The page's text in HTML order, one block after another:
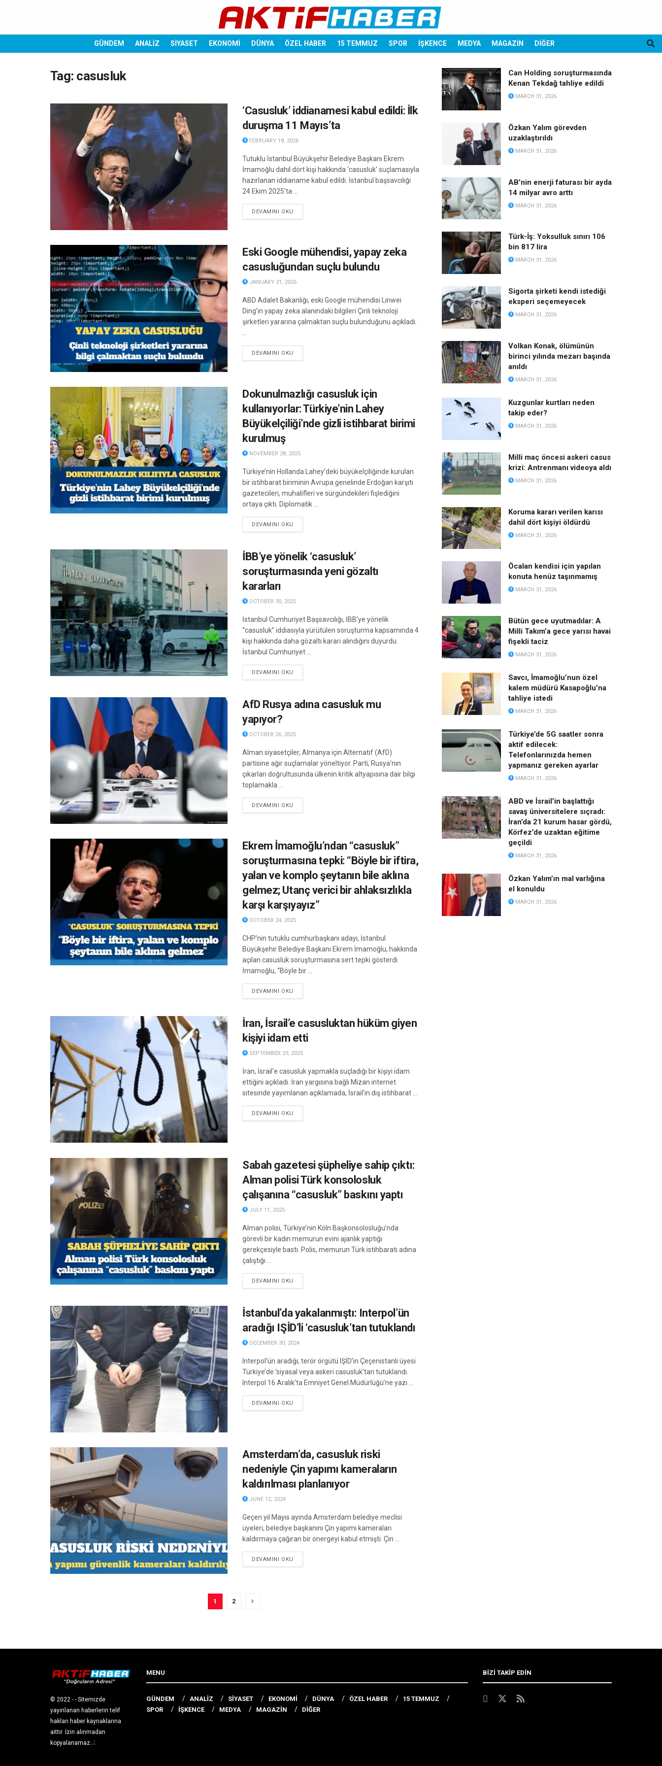
GÜNDEM ANALİZ SİYASET EKONOMİ DÜNYA ÖZEL HABER 15 TEMMUZ SPOR İŞKENCE MEDYA MAGAZİN DİĞER
Tag: casusluk
‘Casusluk’ iddianamesi kabul edildi: İlk
duruşma 11 Mayıs’ta
FEBRUARY 18, 2026
Tutuklu İstanbul Büyükşehir Belediye Başkanı Ekrem
İmamoğlu dahil dört kişi hakkında ‘casusluk’ suçlamasıyla
hazırlanan iddianame kabul edildi. İstanbul başsavcılığı
24 Ekim 2025’ta ...
DEVAMINI OKU
Eski Google mühendisi, yapay zeka
casusluğundan suçlu bulundu
JANUARY 31, 2026
ABD Adalet Bakanlığı, eski Google mühendisi Linwei
Ding’in yapay zeka alanındaki bilgileri Çinli teknoloji
şirketleri yararına çalmaktan suçlu bulunduğunu açıkladı.
...
DEVAMINI OKU
Dokunulmazlığı casusluk için
kullanıyorlar: Türkiye’nin Lahey
Büyükelçiliği’nde gizli istihbarat birimi
kurulmuş
NOVEMBER 28, 2025
Türkiye’nin Hollanda Lahey’deki büyükelçiliğinde kurulan
bir istihbarat biriminin Avrupa genelinde Erdoğan karşıtı
gazetecileri, muhalifleri ve sürgündekileri fişlediğini
ortaya çıktı. Diplomatik ...
DEVAMINI OKU
İBB’ye yönelik ‘casusluk’
soruşturmasında yeni gözaltı
kararları
OCTOBER 30, 2025
İstanbul Cumhuriyet Başsavcılığı, İBB’ye yönelik
“casusluk” iddiasıyla yürütülen soruşturma kapsamında 4
kişi hakkında daha gözaltı kararı alındığını duyurdu.
İstanbul Cumhuriyet ...
DEVAMINI OKU
AfD Rusya adına casusluk mu
yapıyor?
OCTOBER 26, 2025
Alman siyasetçiler, Almanya için Alternatif (AfD)
partisine ağır suçlamalar yöneltiyor. Parti, Rusya'nın
çıkarları doğrultusunda ülkenin kritik altyapısına dair bilgi
toplamakla ...
DEVAMINI OKU
Ekrem İmamoğlu’ndan “casusluk”
soruşturmasına tepki: “Böyle bir iftira,
yalan ve komplo şeytanın bile aklına
gelmez; Utanç verici bir ahlaksızlıkla
karşı karşıyayız”
OCTOBER 24, 2025
CHP’nin tutuklu cumhurbaşkanı adayı, İstanbul
Büyükşehir Belediye Başkanı Ekrem İmamoğlu, hakkında
açılan casusluk soruşturmasına sert tepki gösterdi.
İmamoğlu, “Böyle bir ...
DEVAMINI OKU
İran, İsrail’e casusluktan hüküm giyen
kişiyi idam etti
SEPTEMBER 29, 2025
İran, İsrail'e casusluk yapmakla suçladığı bir kişiyi idam
ettiğini açıkladı. İran yargısına bağlı Mizan internet
sitesinde yayımlanan açıklamada, İsrail'in dış istihbarat ...
DEVAMINI OKU
Sabah gazetesi şüpheliye sahip çıktı:
Alman polisi Türk konsolosluk
çalışanına “casusluk” baskını yaptı
JULY 11, 2025
Alman polisi, Türkiye’nin Köln Başkonsolosluğu’nda
görevli bir kadın memurun evini ajanlık yaptığı
gerekçesiyle bastı. Polis, memurun Türk istihbaratı adına
çalıştığı ...
DEVAMINI OKU
İstanbul’da yakalanmıştı: Interpol’ün
aradığı IŞİD’li ‘casusluk’tan tutuklandı
DECEMBER 30, 2024
Interpol’ün aradığı, terör örgütü IŞİD’in Çeçenistanlı üyesi
Türkiye’de ‘siyasal veya askeri casusluk’tan tutuklandı.
Interpol 16 Aralık’ta Emniyet Genel Müdürlüğü’ne yazı ...
DEVAMINI OKU
Amsterdam’da, casusluk riski
nedeniyle Çin yapımı kameraların
kaldırılması planlanıyor
JUNE 12, 2024
Geçen yıl Mayıs ayında Amsterdam belediye meclisi
üyeleri, belediye başkanını Çin yapımı kameraları
kaldırmaya çağıran bir önergeyi kabul etmişti. Çin ...
DEVAMINI OKU
1 2
Can Holding soruşturmasında
Kenan Tekdağ tahliye edildi
MARCH 31, 2026
Özkan Yalım görevden
uzaklaştırıldı
MARCH 31, 2026
AB’nin enerji faturası bir ayda
14 milyar avro arttı
MARCH 31, 2026
Türk-İş: Yoksulluk sınırı 106
bin 817 lira
MARCH 31, 2026
Sigorta şirketi kendi istediği
eksperi seçemeyecek
MARCH 31, 2026
Volkan Konak, ölümünün
birinci yılında mezarı başında
anıldı
MARCH 31, 2026
Kuzgunlar kurtları neden
takip eder?
MARCH 31, 2026
Milli maç öncesi askeri casus
krizi: Antrenmanı videoya aldı
MARCH 31, 2026
Koruma kararı verilen karısı
dahil dört kişiyi öldürdü
MARCH 31, 2026
Öcalan kendisi için yapılan
konuta henüz taşınmamış
MARCH 31, 2026
Bütün gece uyutmadılar: A
Milli Takım’a gece yarısı havai
fişekli taciz
MARCH 31, 2026
Savcı, İmamoğlu’nun özel
kalem müdürü Kasapoğlu’na
tahliye istedi
MARCH 31, 2026
Türkiye’de 5G saatler sonra
aktif edilecek:
Telefonlarınızda hemen
yapmanız gereken ayarlar
MARCH 31, 2026
ABD ve İsrail’in başlattığı
savaş üniversitelere sıçradı:
İran’da 21 kurum hasar gördü,
Körfez’de uzaktan eğitime
geçildi
MARCH 31, 2026
Özkan Yalım’ın mal varlığına
el konuldu
MARCH 31, 2026
© 2022 - - Sitemizde
yayınlanan haberlerin telif
hakları haber kaynaklarına
aittir. İzin alınmadan
kopyalanamaz.J.
MENU
GÜNDEM ANALİZ SİYASET EKONOMİ DÜNYA ÖZEL HABER
15 TEMMUZ
SPOR
İŞKENCE MEDYA MAGAZİN DİĞER
BİZİ TAKİP EDİN